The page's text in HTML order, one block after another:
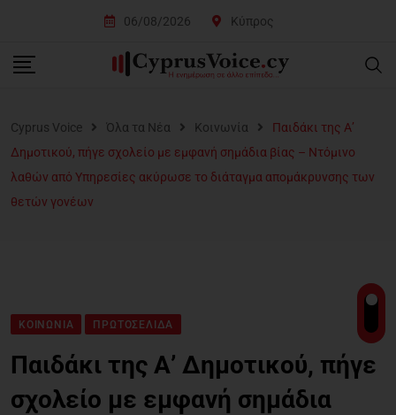
06/08/2026 Κύπρος
Cyprus Voice Όλα τα Νέα Κοινωνία
Παιδάκι της Α’
Δημοτικού, πήγε σχολείο με εμφανή σημάδια βίας – Ντόμινο
λαθών από Υπηρεσίες ακύρωσε το διάταγμα απομάκρυνσης των
θετών γονέων
ΚΟΙΝΩΝΊΑ ΠΡΩΤΟΣΈΛΙΔΑ
Παιδάκι της Α’ Δημοτικού, πήγε
σχολείο με εμφανή σημάδια